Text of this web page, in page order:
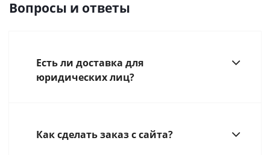
Вопросы и ответы
Есть ли доставка для
юридических лиц?
Как сделать заказ с сайта?